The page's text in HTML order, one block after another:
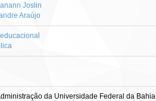
Joslin
Araújo
da Universidade Federal da Bahia